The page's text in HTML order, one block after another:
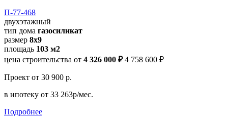
П-77-468
двухэтажный
тип дома газосиликат
размер 8х9
площадь 103 м2
цена строительства от 4 326 000 ₽ 4 758 600 ₽
Проект от 30 900 р.
в ипотеку от 33 263р/мес.
Подробнее